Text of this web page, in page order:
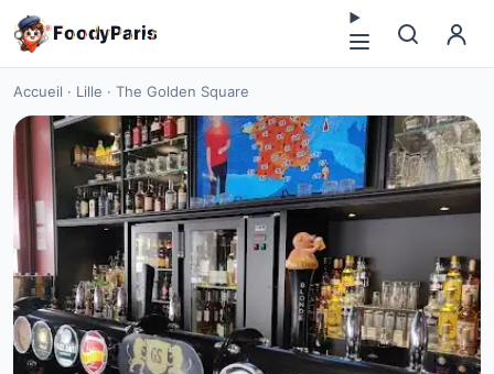
FoodyParis
Accueil · Lille · The Golden Square